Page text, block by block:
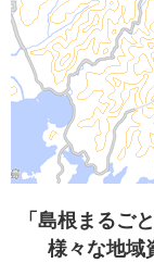
「島根まるご
様々な地域